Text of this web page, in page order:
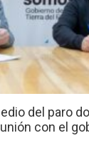
del paro
con el